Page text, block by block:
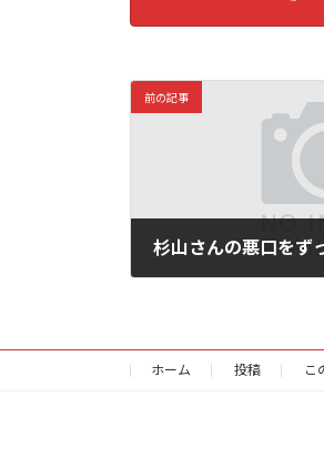
前の記事
杉山さんの悪口をず
ホーム 投稿 こ